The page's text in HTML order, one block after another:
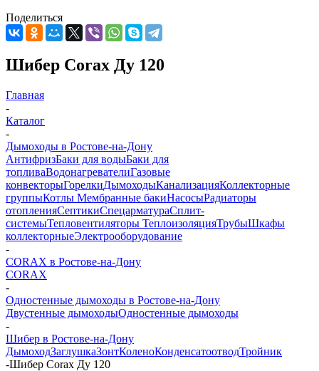
Поделиться
Шибер Corax Ду 120
Главная
-
Каталог
-
Дымоходы в Ростове-на-Дону
АнтифризБаки для водыБаки для
топливаВодонагревателиГазовые
конвекторыГорелкиДымоходыКанализацияКоллекторные
группыКотлы Мембранные бакиНасосыРадиаторы
отопленияСептикиСпецарматураСплит-
системыТепловентиляторы ТеплоизоляцияТрубыШкафы
коллекторныеЭлектрооборудование
-
CORAX в Ростове-на-Дону
CORAX
-
Одностенные дымоходы в Ростове-на-Дону
Двустенные дымоходыОдностенные дымоходы
-
Шибер в Ростове-на-Дону
ДымоходЗаглушкаЗонтКоленоКонденсатоотводТройник
-Шибер Corax Ду 120